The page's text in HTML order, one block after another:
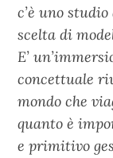
c’è uno
scelta di
E’
concettuale
mondo che
quanto è
e primitivo